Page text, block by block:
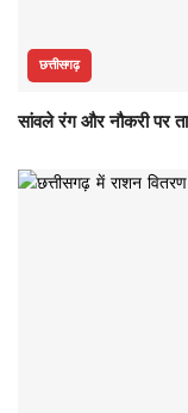
छत्तीसगढ़
सांवले रंग और नौकरी पर